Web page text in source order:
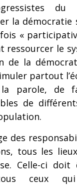
du
la démocratie
«
ressourcer le
de la
partout
la parole, de
de
des
tous les
Celle-ci
ceux